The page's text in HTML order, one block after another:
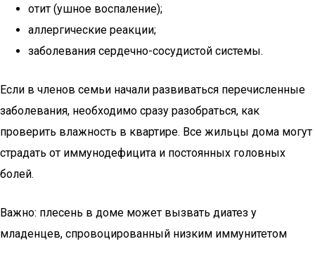
отит (ушное воспаление);
аллергические реакции;
заболевания сердечно-сосудистой системы.
Если в членов семьи начали развиваться перечисленные
заболевания, необходимо сразу разобраться, как
проверить влажность в квартире. Все жильцы дома могут
страдать от иммунодефицита и постоянных головных
болей.
Важно: плесень в доме может вызвать диатез у
младенцев, спровоцированный низким иммунитетом